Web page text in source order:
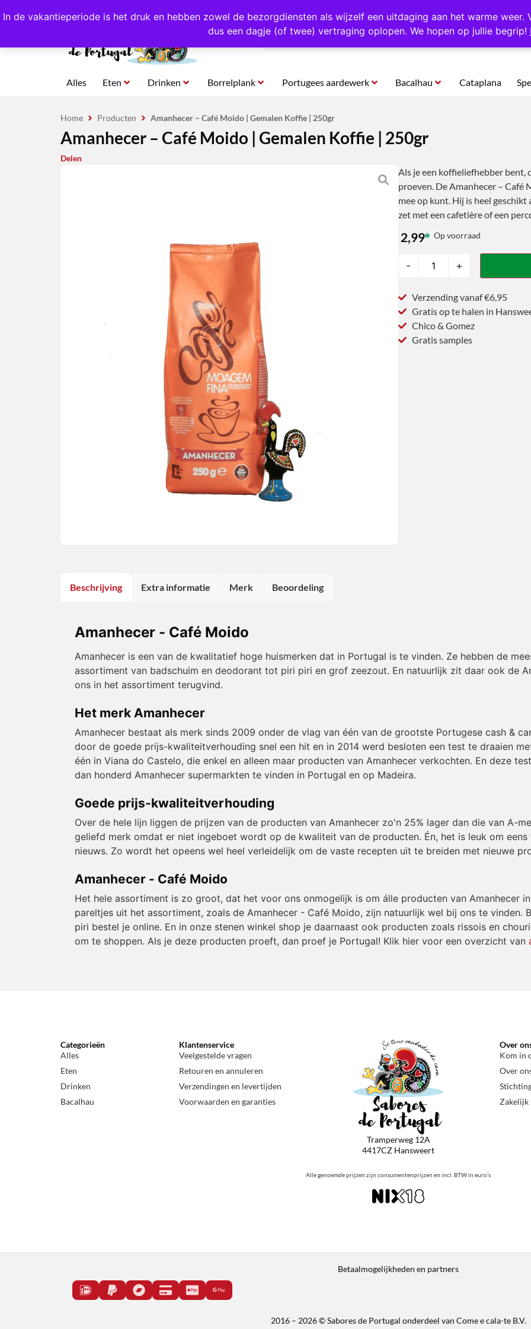
In de vakantieperiode is het druk en hebben zowel de bezorgdiensten als wijzelf een uitdaging aan het warme weer.
dus een dagje (of twee) vertraging oplopen. We hopen op jullie begrip!
4,8/5,0 sterren beoordeeld! Eigen import uit Portugal Altijd 1000 verschillende producten op voorraad Gratis
Alles Eten Drinken Borrelplank Portugees aardewerk Bacalhau Cataplana
Home Producten Amanhecer – Café Moido | Gemalen Koffie | 250gr
Amanhecer – Café Moido | Gemalen Koffie | 250gr
Delen
Als je een koffieliefhebber bent,
proeven. De Amanhecer – Café
mee op kunt. Hij is heel
zet met een cafetière of een
2,99 Op voorraad
- +
Verzending vanaf €6,95
Gratis op te halen in
Chico & Gomez
Gratis samples
Beschrijving Extra informatie Merk Beoordeling
Amanhecer - Café Moido
Amanhecer is een van de kwalitatief hoge huismerken dat in Portugal is te vinden. Ze hebben de
assortiment van badschuim en deodorant tot piri piri en grof zeezout. En natuurlijk zit daar ook de
ons in het assortiment terugvind.
Het merk Amanhecer
Amanhecer bestaat als merk sinds 2009 onder de vlag van één van de grootste Portugese cash &
door de goede prijs-kwaliteitverhouding snel een hit en in 2014 werd besloten een test te draaien
één in Viana do Castelo, die enkel en alleen maar producten van Amanhecer verkochten. En deze
dan honderd Amanhecer supermarkten te vinden in Portugal en op Madeira.
Goede prijs-kwaliteitverhouding
Over de hele lijn liggen de prijzen van de producten van Amanhecer zo'n 25% lager dan die van A-
geliefd merk omdat er niet ingeboet wordt op de kwaliteit van de producten. Én, het is leuk om
nieuws. Zo wordt het opeens wel heel verleidelijk om de vaste recepten uit te breiden met nieuwe
Amanhecer - Café Moido
Het hele assortiment is zo groot, dat het voor ons onmogelijk is om álle producten van Amanhecer
pareltjes uit het assortiment, zoals de Amanhecer - Café Moido, zijn natuurlijk wel bij ons te vinden.
piri bestel je online. En in onze stenen winkel shop je daarnaast ook producten zoals rissois en
om te shoppen. Als je deze producten proeft, dan proef je Portugal! Klik hier voor een overzicht van
Categorieën
Alles
Eten
Drinken
Bacalhau
Klantenservice
Veelgestelde vragen
Retouren en annuleren
Verzendingen en levertijden
Voorwaarden en garanties
Tramperweg 12A
4417CZ Hansweert
Alle genoemde prijzen zijn consumentenprijzen en incl. BTW in euro’s
Over
Kom in
Over
Zakelijk
Betaalmogelijkheden en partners
2016 – 2026 © Sabores de Portugal onderdeel van Come e cala-te B.V.